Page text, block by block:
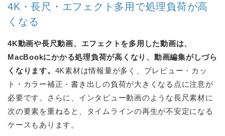
4K・長尺・エフェクト多用で処理負荷が高
くなる
4K動画や長尺動画、エフェクトを多用した動画は、
MacBookにかかる処理負荷が高くなり、動画編集がしづら
くなります。 4K素材は情報量が多く、プレビュー・カッ
ト・カラー補正・書き出しの負荷が大きくなる点に注意が
必要です。さらに、インタビュー動画のような長尺素材に
次の要素を重ねると、タイムラインの再生が不安定になる
ケースもあります。